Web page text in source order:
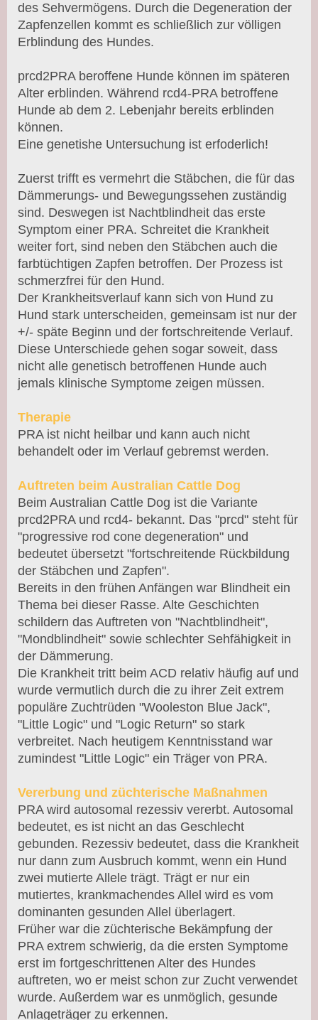
des Sehvermögens. Durch die Degeneration der
Zapfenzellen kommt es schließlich zur völligen
Erblindung des Hundes.
prcd2PRA beroffene Hunde können im späteren
Alter erblinden. Während rcd4-PRA betroffene
Hunde ab dem 2. Lebenjahr bereits erblinden
können.
Eine genetishe Untersuchung ist erfoderlich!
Zuerst trifft es vermehrt die Stäbchen, die für das
Dämmerungs- und Bewegungssehen zuständig
sind. Deswegen ist Nachtblindheit das erste
Symptom einer PRA. Schreitet die Krankheit
weiter fort, sind neben den Stäbchen auch die
farbtüchtigen Zapfen betroffen. Der Prozess ist
schmerzfrei für den Hund.
Der Krankheitsverlauf kann sich von Hund zu
Hund stark unterscheiden, gemeinsam ist nur der
+/- späte Beginn und der fortschreitende Verlauf.
Diese Unterschiede gehen sogar soweit, dass
nicht alle genetisch betroffenen Hunde auch
jemals klinische Symptome zeigen müssen.
Therapie
PRA ist nicht heilbar und kann auch nicht
behandelt oder im Verlauf gebremst werden.
Auftreten beim Australian Cattle Dog
Beim Australian Cattle Dog ist die Variante
prcd2PRA und rcd4- bekannt. Das "prcd" steht für
"progressive rod cone degeneration" und
bedeutet übersetzt "fortschreitende Rückbildung
der Stäbchen und Zapfen".
Bereits in den frühen Anfängen war Blindheit ein
Thema bei dieser Rasse. Alte Geschichten
schildern das Auftreten von "Nachtblindheit",
"Mondblindheit" sowie schlechter Sehfähigkeit in
der Dämmerung.
Die Krankheit tritt beim ACD relativ häufig auf und
wurde vermutlich durch die zu ihrer Zeit extrem
populäre Zuchtrüden "Wooleston Blue Jack",
"Little Logic" und "Logic Return" so stark
verbreitet. Nach heutigem Kenntnisstand war
zumindest "Little Logic" ein Träger von PRA.
Vererbung und züchterische Maßnahmen
PRA wird autosomal rezessiv vererbt. Autosomal
bedeutet, es ist nicht an das Geschlecht
gebunden. Rezessiv bedeutet, dass die Krankheit
nur dann zum Ausbruch kommt, wenn ein Hund
zwei mutierte Allele trägt. Trägt er nur ein
mutiertes, krankmachendes Allel wird es vom
dominanten gesunden Allel überlagert.
Früher war die züchterische Bekämpfung der
PRA extrem schwierig, da die ersten Symptome
erst im fortgeschrittenen Alter des Hundes
auftreten, wo er meist schon zur Zucht verwendet
wurde. Außerdem war es unmöglich, gesunde
Anlageträger zu erkennen.